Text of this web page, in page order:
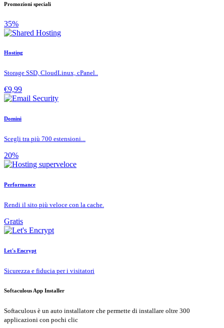
Promozioni speciali
35%
Hosting
Storage SSD, CloudLinux, cPanel..
€9,99
Domini
Scegli tra più 700 estensioni...
20%
Performance
Rendi il sito più veloce con la cache.
Gratis
Let's Encrypt
Sicurezza e fiducia per i visitatori
Softaculous App Installer
Softaculous è un auto installatore che permette di installare oltre 300
applicazioni con pochi clic